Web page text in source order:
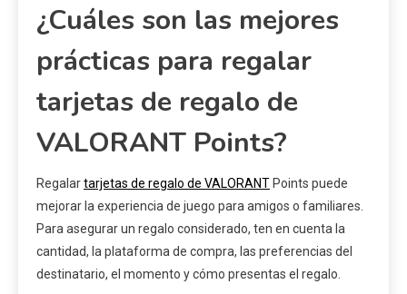
¿Cuáles son las mejores
prácticas para regalar
tarjetas de regalo de
VALORANT Points?
Regalartarjetas de regalo de VALORANT Points puede
mejorar la experiencia de juego para amigos o familiares.
Para asegurar un regalo considerado, ten en cuenta la
cantidad, la plataforma de compra, las preferencias del
destinatario, el momento y cómo presentas el regalo.